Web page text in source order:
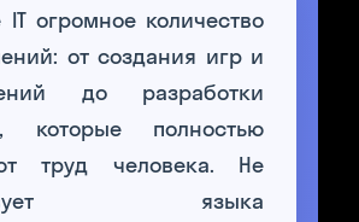
огромное количество
от создания игр и
до разработки
которые полностью
труд человека. Не
языка